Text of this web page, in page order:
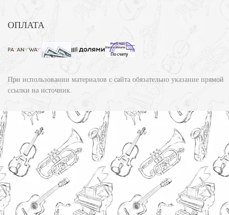
ОПЛАТА
При использовании материалов с сайта обязательно указание прямой
ссылки на источник.